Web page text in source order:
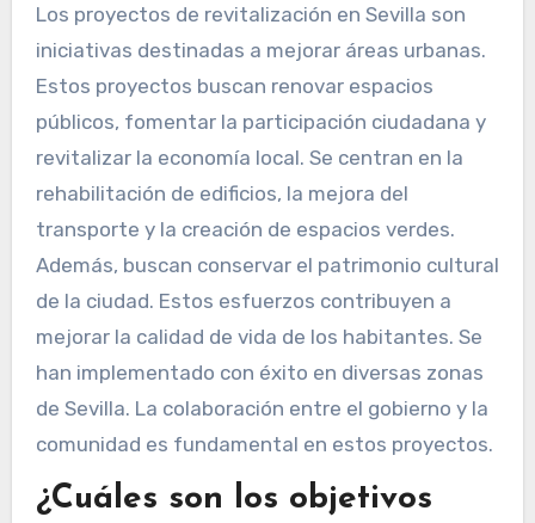
Los proyectos de revitalización en Sevilla son
iniciativas destinadas a mejorar áreas urbanas.
Estos proyectos buscan renovar espacios
públicos, fomentar la participación ciudadana y
revitalizar la economía local. Se centran en la
rehabilitación de edificios, la mejora del
transporte y la creación de espacios verdes.
Además, buscan conservar el patrimonio cultural
de la ciudad. Estos esfuerzos contribuyen a
mejorar la calidad de vida de los habitantes. Se
han implementado con éxito en diversas zonas
de Sevilla. La colaboración entre el gobierno y la
comunidad es fundamental en estos proyectos.
¿Cuáles son los objetivos